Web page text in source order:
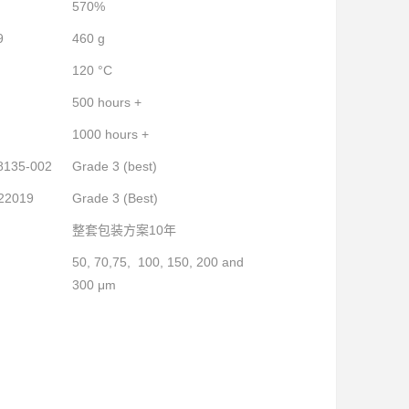
570%
460 g
120 °C
500 hours +
1000 hours +
002 Grade 3 (best)
Grade 3 (Best)
整套包装方案10年
50, 70,75, 100, 150, 200 and
300 μm